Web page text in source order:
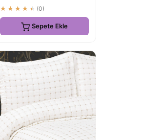
★★★★★ (0)
Sepete Ekle